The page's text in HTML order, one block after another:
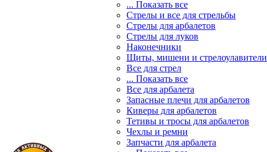
... Показать все
Стрелы и все для стрельбы
Стрелы для арбалетов
Стрелы для луков
Наконечники
Щиты, мишени и стрелоулавители
Все для стрел
... Показать все
Все для арбалета
Запасные плечи для арбалетов
Киверы для арбалетов
Тетивы и тросы для арбалетов
Чехлы и ремни
Запчасти для арбалета